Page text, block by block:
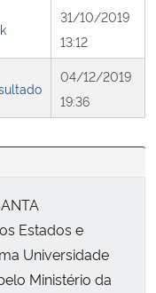
31/10/2019
13:12
04/12/2019
19:36
Estados e
Universidade
Ministério da